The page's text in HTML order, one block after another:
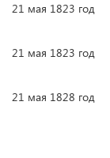
21 мая 1823 год
21 мая 1823 год
21 мая 1828 год